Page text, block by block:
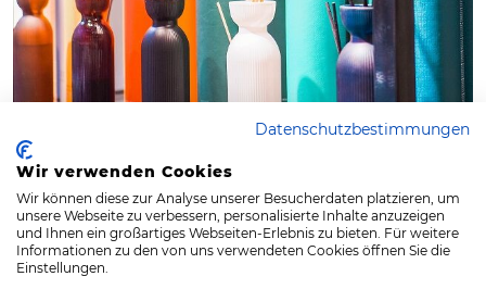
Datenschutzbestimmungen
Wir verwenden Cookies
Wir können diese zur Analyse unserer Besucherdaten platzieren, um
unsere Webseite zu verbessern, personalisierte Inhalte anzuzeigen
und Ihnen ein großartiges Webseiten-Erlebnis zu bieten. Für weitere
Informationen zu den von uns verwendeten Cookies öffnen Sie die
Einstellungen.